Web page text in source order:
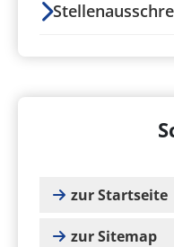
zur Startseite
zur Sitemap